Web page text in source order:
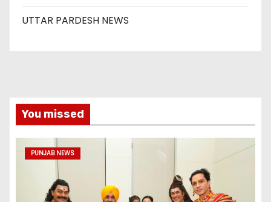
UTTAR PARDESH NEWS
You missed
PUNJAB NEWS